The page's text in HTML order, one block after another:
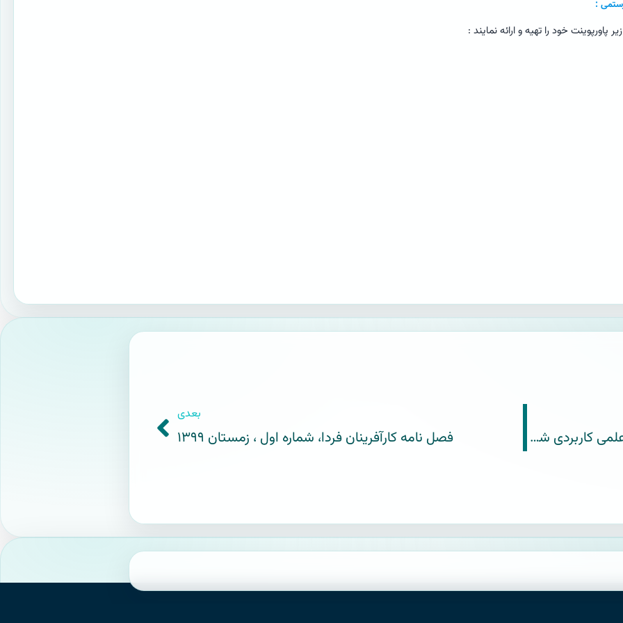
:
خود را تهیه و ارائه نمایند :
گزارش امور فرهنگی و دانشجویی مرکز آموزش علمی کاربردی شهید رستمی ۱۳۹۹
بعدی
فصل نامه کارآفرینان فردا، شماره اول ، زمستان ۱۳۹۹